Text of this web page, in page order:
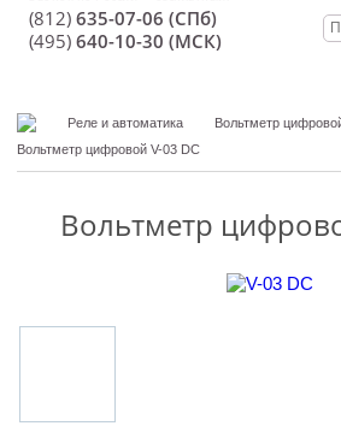
(812) 635-07-06 (СПб)
(495) 640-10-30 (МСК)
Реле и автоматика
Вольтметр
Вольтметр цифровой V-03 DC
Вольтметр